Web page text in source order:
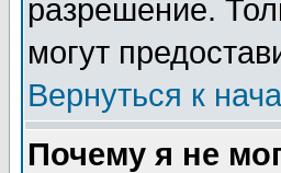
разрешение.
могут
Вернуться к
Почему я не